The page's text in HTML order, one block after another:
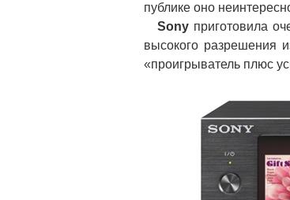
публике оно
Sony приготовила
высокого разрешения
«проигрыватель плюс